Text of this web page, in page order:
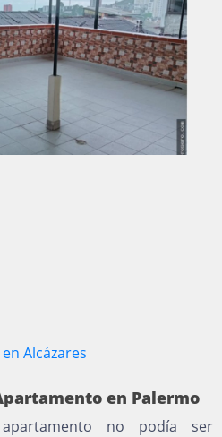
Alcázares
en Palermo
no podía ser